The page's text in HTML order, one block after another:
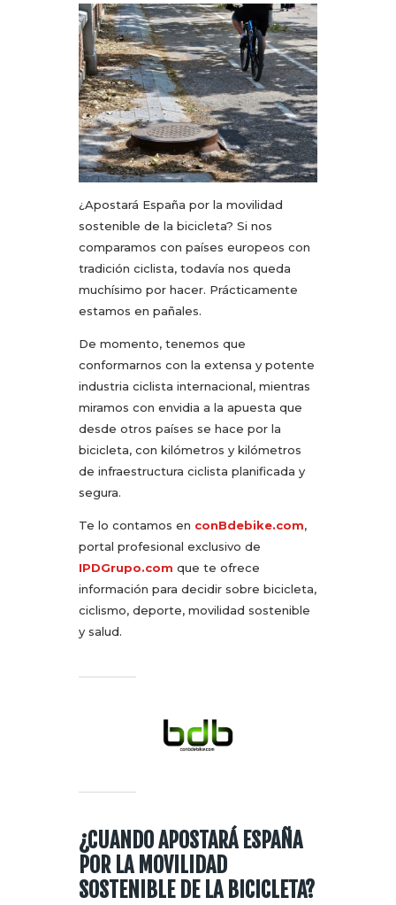
¿Apostará España por la movilidad
sostenible de la bicicleta? Si nos
comparamos con países europeos con
tradición ciclista, todavía nos queda
muchísimo por hacer. Prácticamente
estamos en pañales.
De momento, tenemos que
conformarnos con la extensa y potente
industria ciclista internacional, mientras
miramos con envidia a la apuesta que
desde otros países se hace por la
bicicleta, con kilómetros y kilómetros
de infraestructura ciclista planificada y
segura.
Te lo contamos en conBdebike.com,
portal profesional exclusivo de
IPDGrupo.com que te ofrece
información para decidir sobre bicicleta,
ciclismo, deporte, movilidad sostenible
y salud.
¿CUANDO APOSTARÁ ESPAÑA
POR LA MOVILIDAD
SOSTENIBLE DE LA BICICLETA?